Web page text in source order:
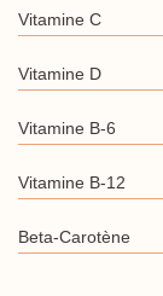
Vitamine C
Vitamine D
Vitamine B-6
Vitamine B-12
Beta-Carotène